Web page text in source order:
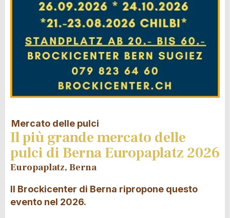
Mercato delle pulci
Il più grande mercato delle
pulci di Berna Europaplatz 2026
Europaplatz, Berna
Il Brockicenter di Berna ripropone questo
evento nel 2026.